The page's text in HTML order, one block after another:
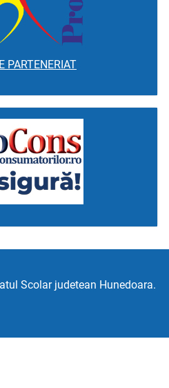
PARTENERIAT
Scolar judetean Hunedoara.